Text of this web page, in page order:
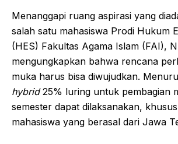
Menanggapi ruang aspirasi yang
salah satu mahasiswa Prodi Hukum
(HES) Fakultas Agama Islam (FAI),
mengungkapkan bahwa rencana
muka harus bisa diwujudkan.
hybrid25% luring untuk pembagian
semester dapat dilaksanakan,
mahasiswa yang berasal dari Jawa